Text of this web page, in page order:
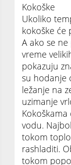
Kokoške
Ukoliko
kokoške će
A ako se
vreme
pokazuju
su hodanje
ležanje na
uzimanje
vodu.
tokom
rashladiti.
tokom